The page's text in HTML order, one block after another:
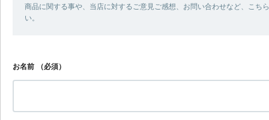
商品に関する事や、当店に対するご意見ご感想、お問い合わせなど、こち
い。
お名前 （必須）